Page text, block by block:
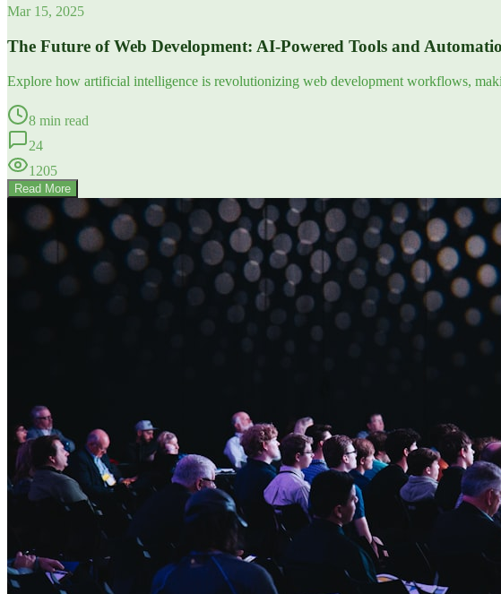
Mar 15, 2025
The Future of Web Development: AI-Powered Tools and
Explore how artificial intelligence is revolutionizing web development workflows,
8 min read
24
1205
Read More